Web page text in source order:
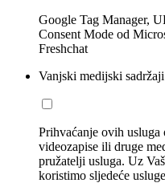
Google Tag Manager,
Consent Mode od
Freshchat
Vanjski medijski sadržaji
Prihvaćanje ovih usluga
videozapise ili druge
pružatelji usluga. Uz
koristimo sljedeće